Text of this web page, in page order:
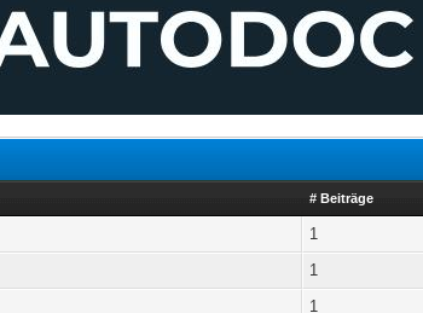
# Beiträge
1
1
1